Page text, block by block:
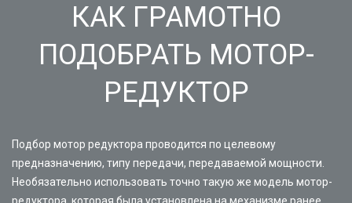
КАК ГРАМОТНО
ПОДОБРАТЬ МОТОР-
РЕДУКТОР
Подбор мотор редуктора проводится по целевому
предназначению, типу передачи, передаваемой мощности.
Необязательно использовать точно такую же модель мотор-